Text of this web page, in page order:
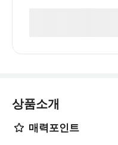
상품소개
매력포인트